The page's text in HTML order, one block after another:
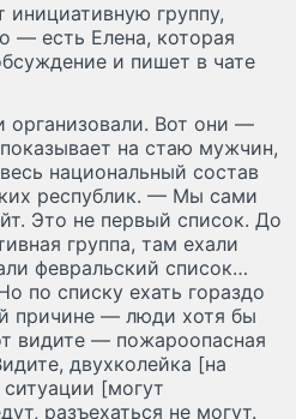
инициативную группу,
— есть Елена, которая
и пишет в чате
организовали. Вот они —
на стаю мужчин,
национальный состав
республик. — Мы сами
Это не первый список. До
группа, там ехали
февральский список…
по списку ехать гораздо
причине — люди хотя бы
видите — пожароопасная
двухколейка [на
[могут
разъехаться не могут.